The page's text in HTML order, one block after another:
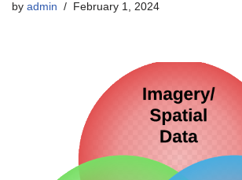
by admin February 1, 2024